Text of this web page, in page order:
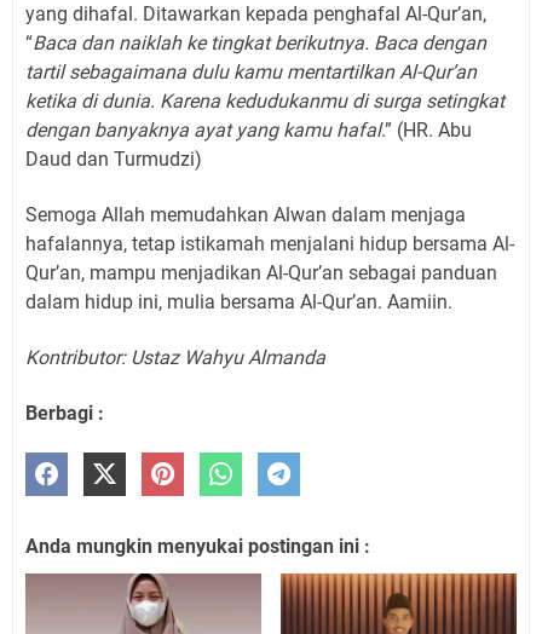
yang dihafal. Ditawarkan kepada penghafal Al-Qur’an,
“Baca dan naiklah ke tingkat berikutnya. Baca dengan
tartil sebagaimana dulu kamu mentartilkan Al-Qur’an
ketika di dunia. Karena kedudukanmu di surga setingkat
dengan banyaknya ayat yang kamu hafal.” (HR. Abu
Daud dan Turmudzi)
Semoga Allah memudahkan Alwan dalam menjaga
hafalannya, tetap istikamah menjalani hidup bersama Al-
Qur’an, mampu menjadikan Al-Qur’an sebagai panduan
dalam hidup ini, mulia bersama Al-Qur’an. Aamiin.
Kontributor: Ustaz Wahyu Almanda
Berbagi :
Anda mungkin menyukai postingan ini :